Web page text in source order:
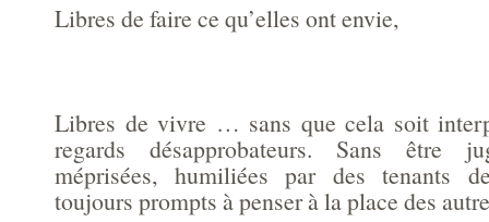
Libres de faire ce qu’elles ont envie,
Libres de vivre … sans que cela soit
regards désapprobateurs. Sans être
méprisées, humiliées par des tenants
toujours prompts à penser à la place des